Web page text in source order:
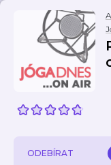
ODEBÍRAT